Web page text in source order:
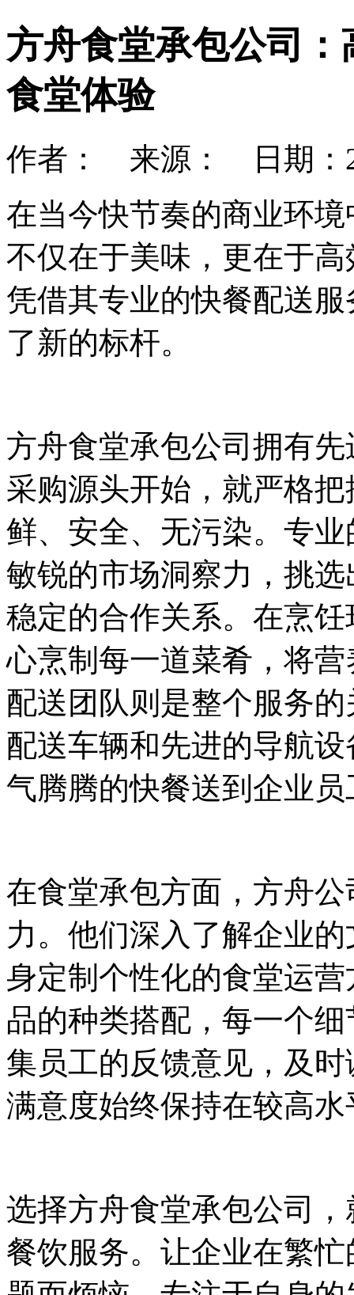
方舟食堂承包公司
食堂体验
作者： 来源： 日期：
在当今快节奏的商业环
不仅在于美味，更在于
凭借其专业的快餐配送
了新的标杆。
方舟食堂承包公司拥有
采购源头开始，就严格
鲜、安全、无污染。专
敏锐的市场洞察力，挑
稳定的合作关系。在烹
心烹制每一道菜肴，将
配送团队则是整个服务
配送车辆和先进的导航
气腾腾的快餐送到企业
在食堂承包方面，方舟
力。他们深入了解企业
身定制个性化的食堂运
品的种类搭配，每一个
集员工的反馈意见，及
满意度始终保持在较高水
选择方舟食堂承包公司
餐饮服务。让企业在繁